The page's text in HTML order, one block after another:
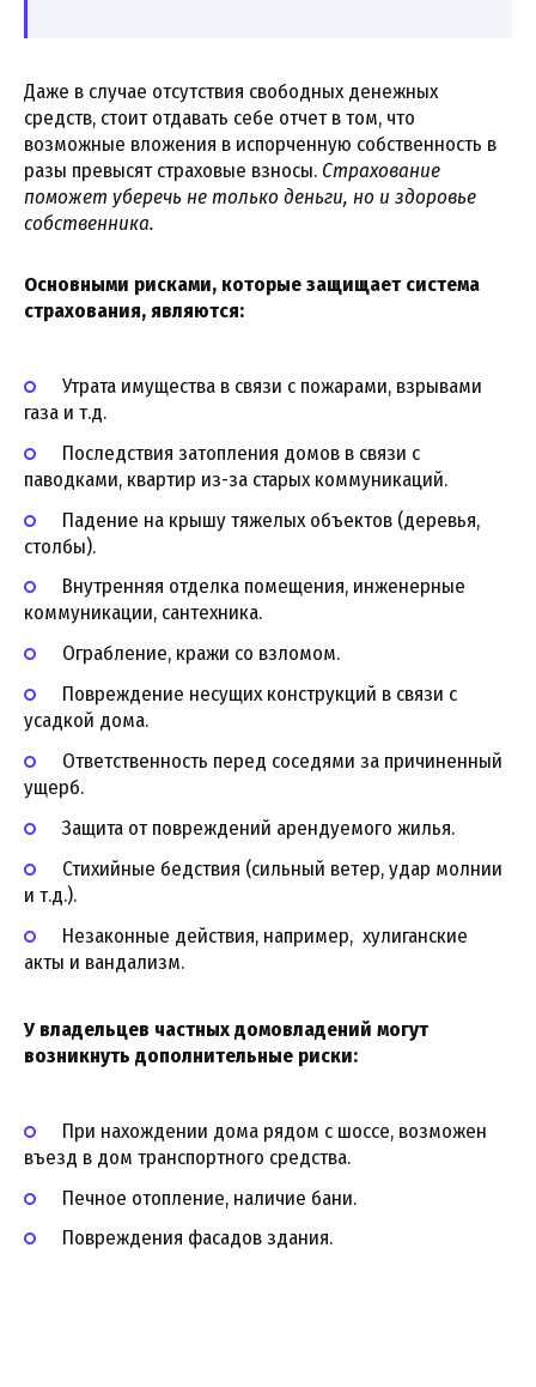
Даже в случае отсутствия свободных денежных
средств, стоит отдавать себе отчет в том, что
возможные вложения в испорченную собственность в
разы превысят страховые взносы. Страхование
поможет уберечь не только деньги, но и здоровье
собственника.
Основными рисками, которые защищает система
страхования, являются:
Утрата имущества в связи с пожарами, взрывами
газа и т.д.
Последствия затопления домов в связи с
паводками, квартир из-за старых коммуникаций.
Падение на крышу тяжелых объектов (деревья,
столбы).
Внутренняя отделка помещения, инженерные
коммуникации, сантехника.
Ограбление, кражи со взломом.
Повреждение несущих конструкций в связи с
усадкой дома.
Ответственность перед соседями за причиненный
ущерб.
Защита от повреждений арендуемого жилья.
Стихийные бедствия (сильный ветер, удар молнии
и т.д.).
Незаконные действия, например, хулиганские
акты и вандализм.
У владельцев частных домовладений могут
возникнуть дополнительные риски:
При нахождении дома рядом с шоссе, возможен
въезд в дом транспортного средства.
Печное отопление, наличие бани.
Повреждения фасадов здания.